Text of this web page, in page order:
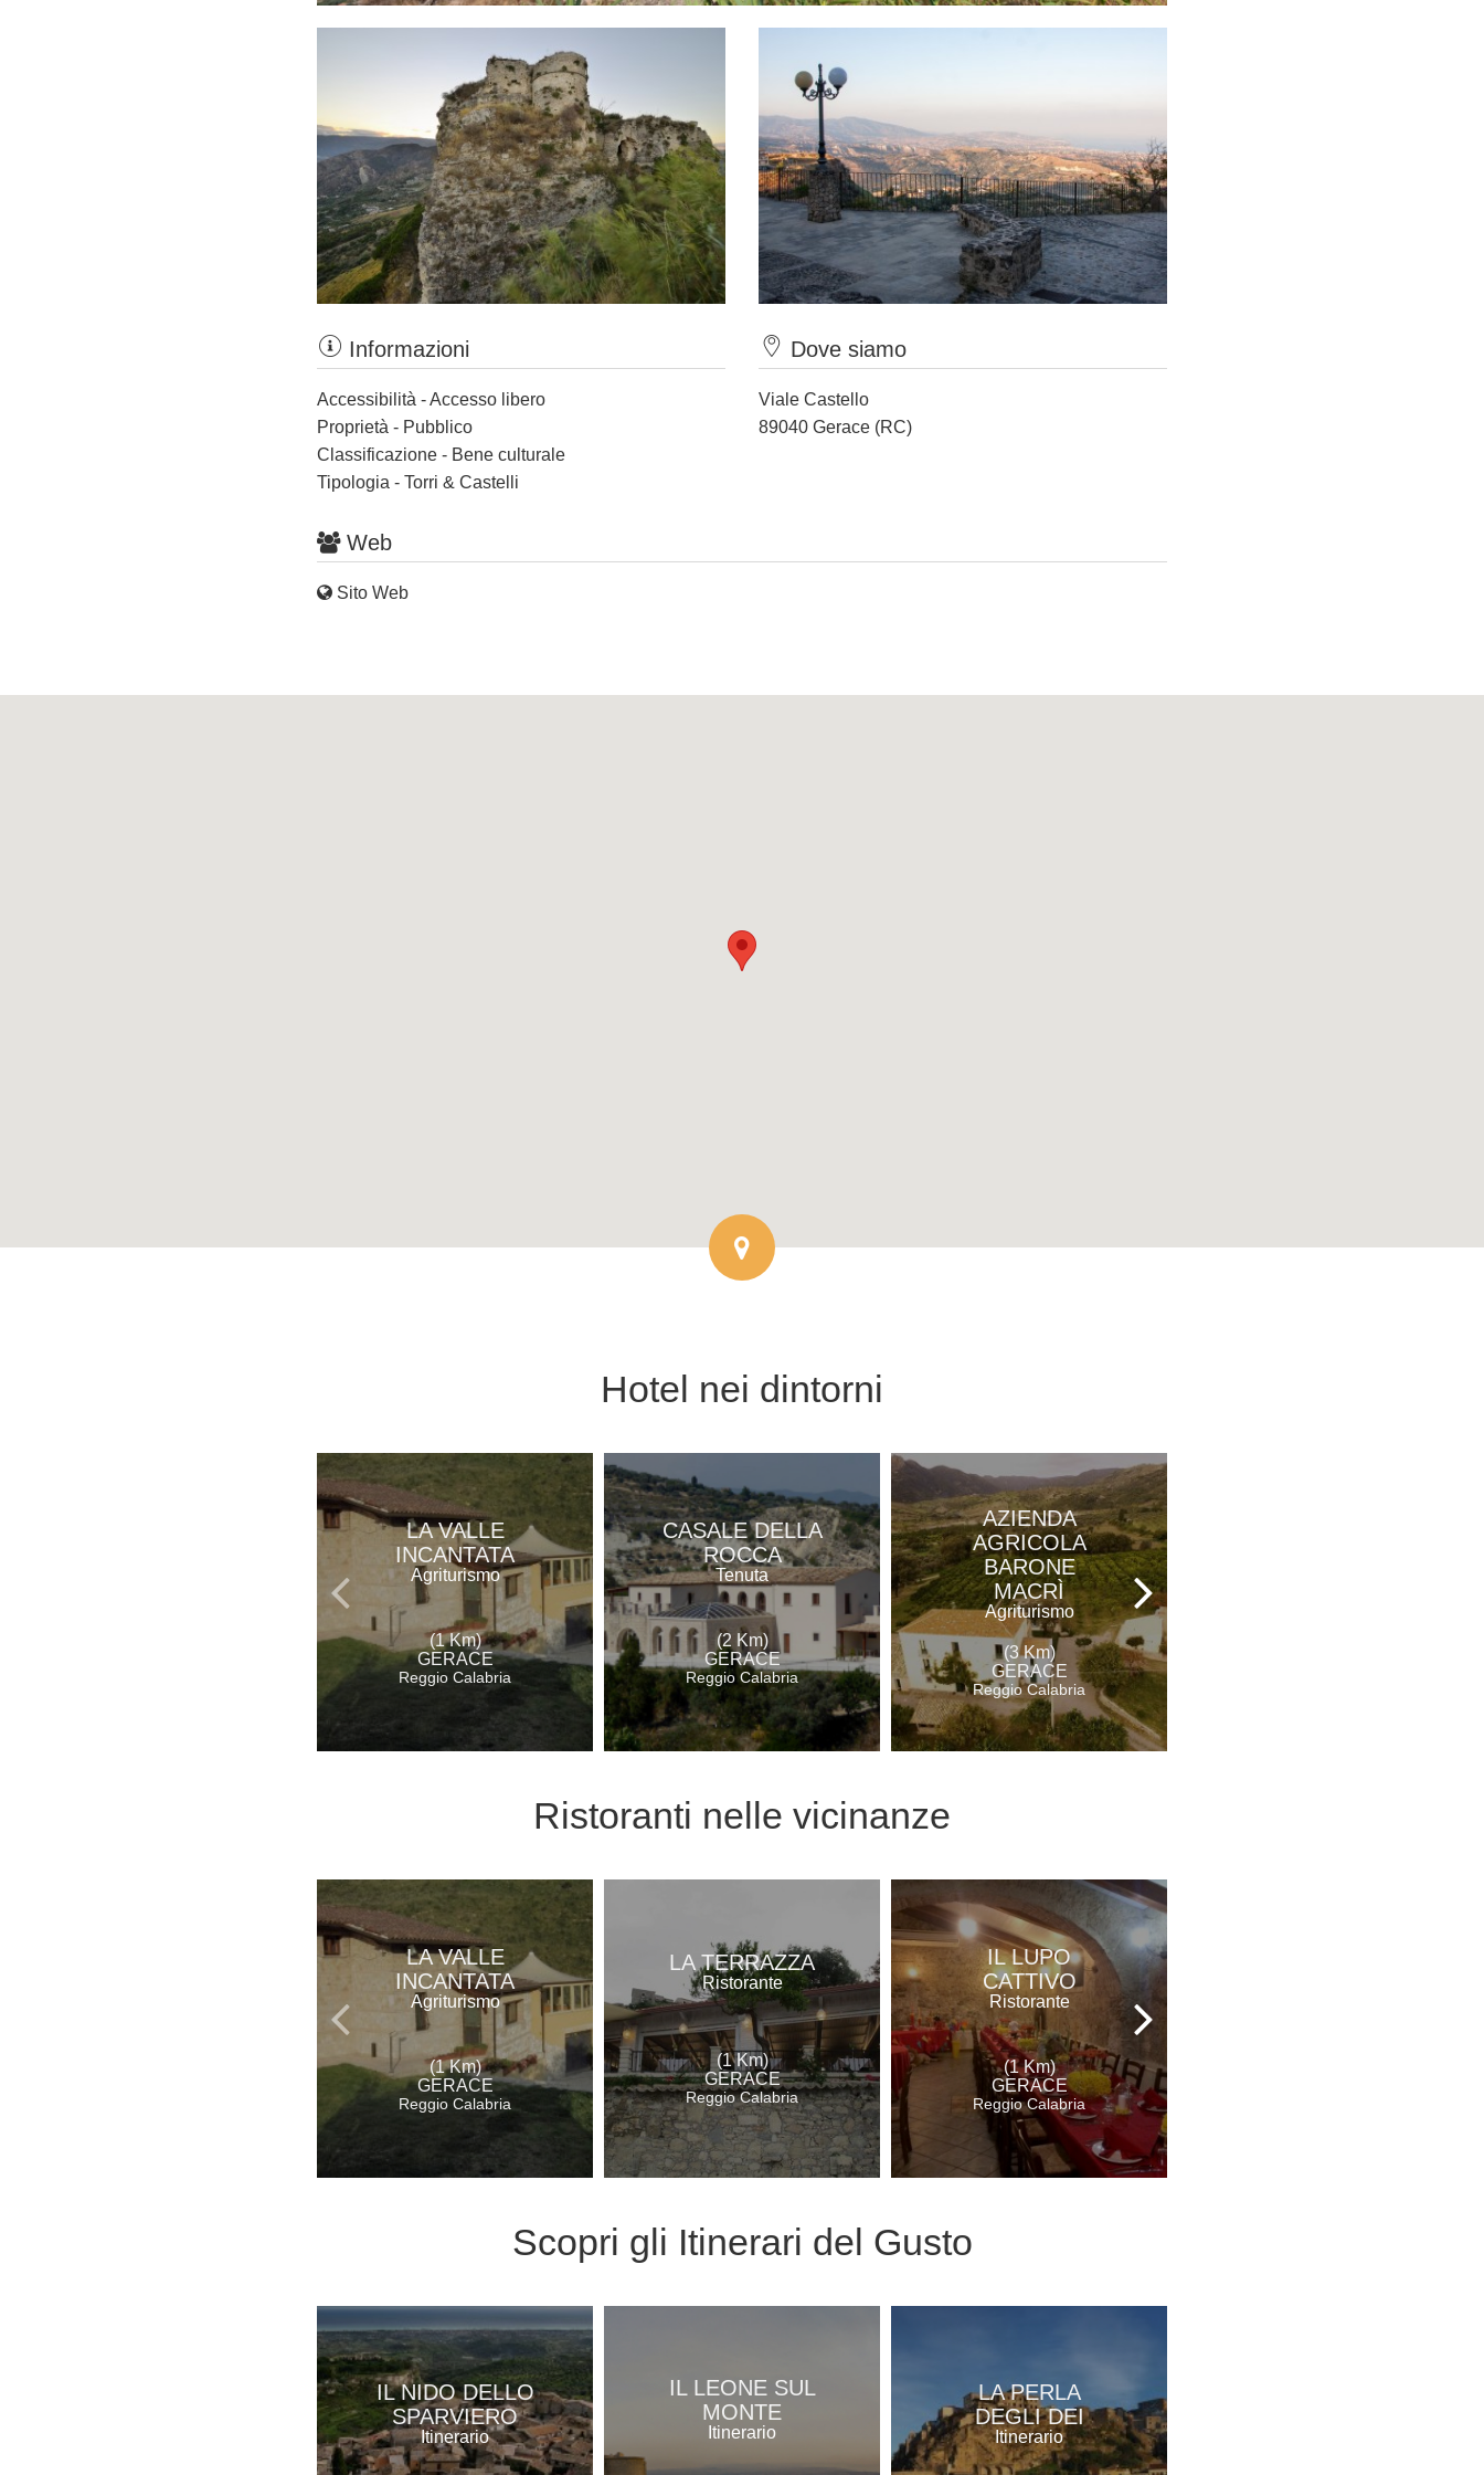
Informazioni
Accessibilità - Accesso libero
Proprietà - Pubblico
Classificazione - Bene culturale
Tipologia - Torri & Castelli
Dove siamo
Viale Castello
89040 Gerace (RC)
Web
Sito Web
Hotel nei dintorni
LA VALLE
INCANTATA
Agriturismo
(1 Km)
GERACE
Reggio Calabria
CASALE DELLA
ROCCA
Tenuta
(2 Km)
GERACE
Reggio Calabria
AZIENDA
AGRICOLA
BARONE
MACRÌ
Agriturismo
(3 Km)
GERACE
Reggio Calabria
Ristoranti nelle vicinanze
LA VALLE
INCANTATA
Agriturismo
(1 Km)
GERACE
Reggio Calabria
LA TERRAZZA
Ristorante
(1 Km)
GERACE
Reggio Calabria
IL LUPO
CATTIVO
Ristorante
(1 Km)
GERACE
Reggio Calabria
Scopri gli Itinerari del Gusto
IL NIDO DELLO
SPARVIERO
Itinerario
IL LEONE SUL
MONTE
Itinerario
LA PERLA
DEGLI DEI
Itinerario